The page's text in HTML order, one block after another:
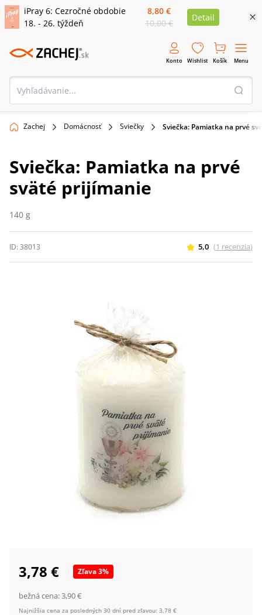
iPray 6: Cezročné obdobie
18. - 26. týždeň
8,80 €
10,00 €
Detail
Konto Wishlist Košík Menu
Zachej Domácnosť Sviečky Sviečka: Pamiatka na prvé
Sviečka: Pamiatka na prvé
sväté prijímanie
140 g
ID: 38013 5,0 (1 recenzia)
3,78 € Zľava3%
bežná cena:3,90 €
Najnižšia cena za posledných 30 dní pred zľavou: 3,78 €